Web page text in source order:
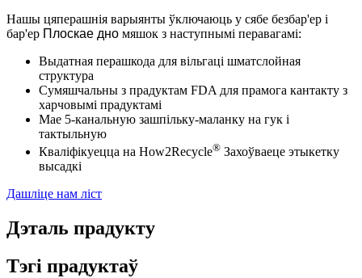
Нашы цяперашнія варыянты ўключаюць у сябе безбар'ер і
бар'ер Плоскае дно мяшок з наступнымі перавагамі:
Выдатная перашкода для вільгаці шматслойная
структура
Сумяшчальны з прадуктам FDA для прамога кантакту з
харчовымі прадуктамі
Мае 5-канальную зашпільку-маланку на гук і
тактыльную
Кваліфікуецца на How2Recycle® Захоўваеце этыкетку
высадкі
Дашліце нам ліст
Дэталь прадукту
Тэгі прадуктаў